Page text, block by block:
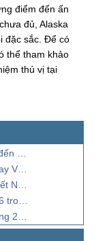
điểm đến ấn
đủ, Alaska
đặc sắc. Để có
thể tham khảo
thú vị tại
tế
đêm